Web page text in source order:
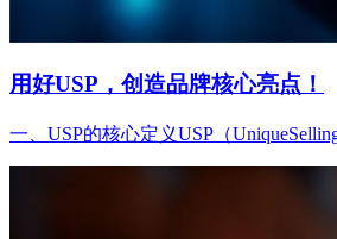
用好USP，创造品牌核心亮点！
一、USP的核心定义USP（